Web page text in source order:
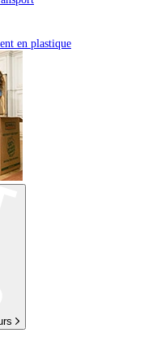
en plastique